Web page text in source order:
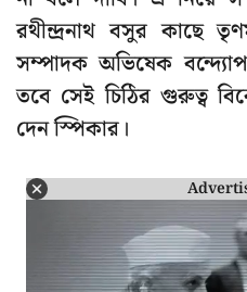
রথীন্দ্রনাথ বসুর কাছে
সম্পাদক অভিষেক
তবে সেই চিঠির গুরুত্ব
দেন স্পিকার।